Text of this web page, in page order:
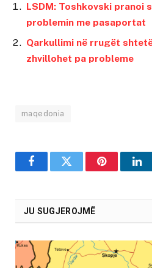
LSDM: Toshkovski pranoi
problemin me pasaportat
Qarkullimi në rrugët
zhvillohet pa probleme
maqedonia
FacebookTwitter Pinterest
JU SUGJEROJMË